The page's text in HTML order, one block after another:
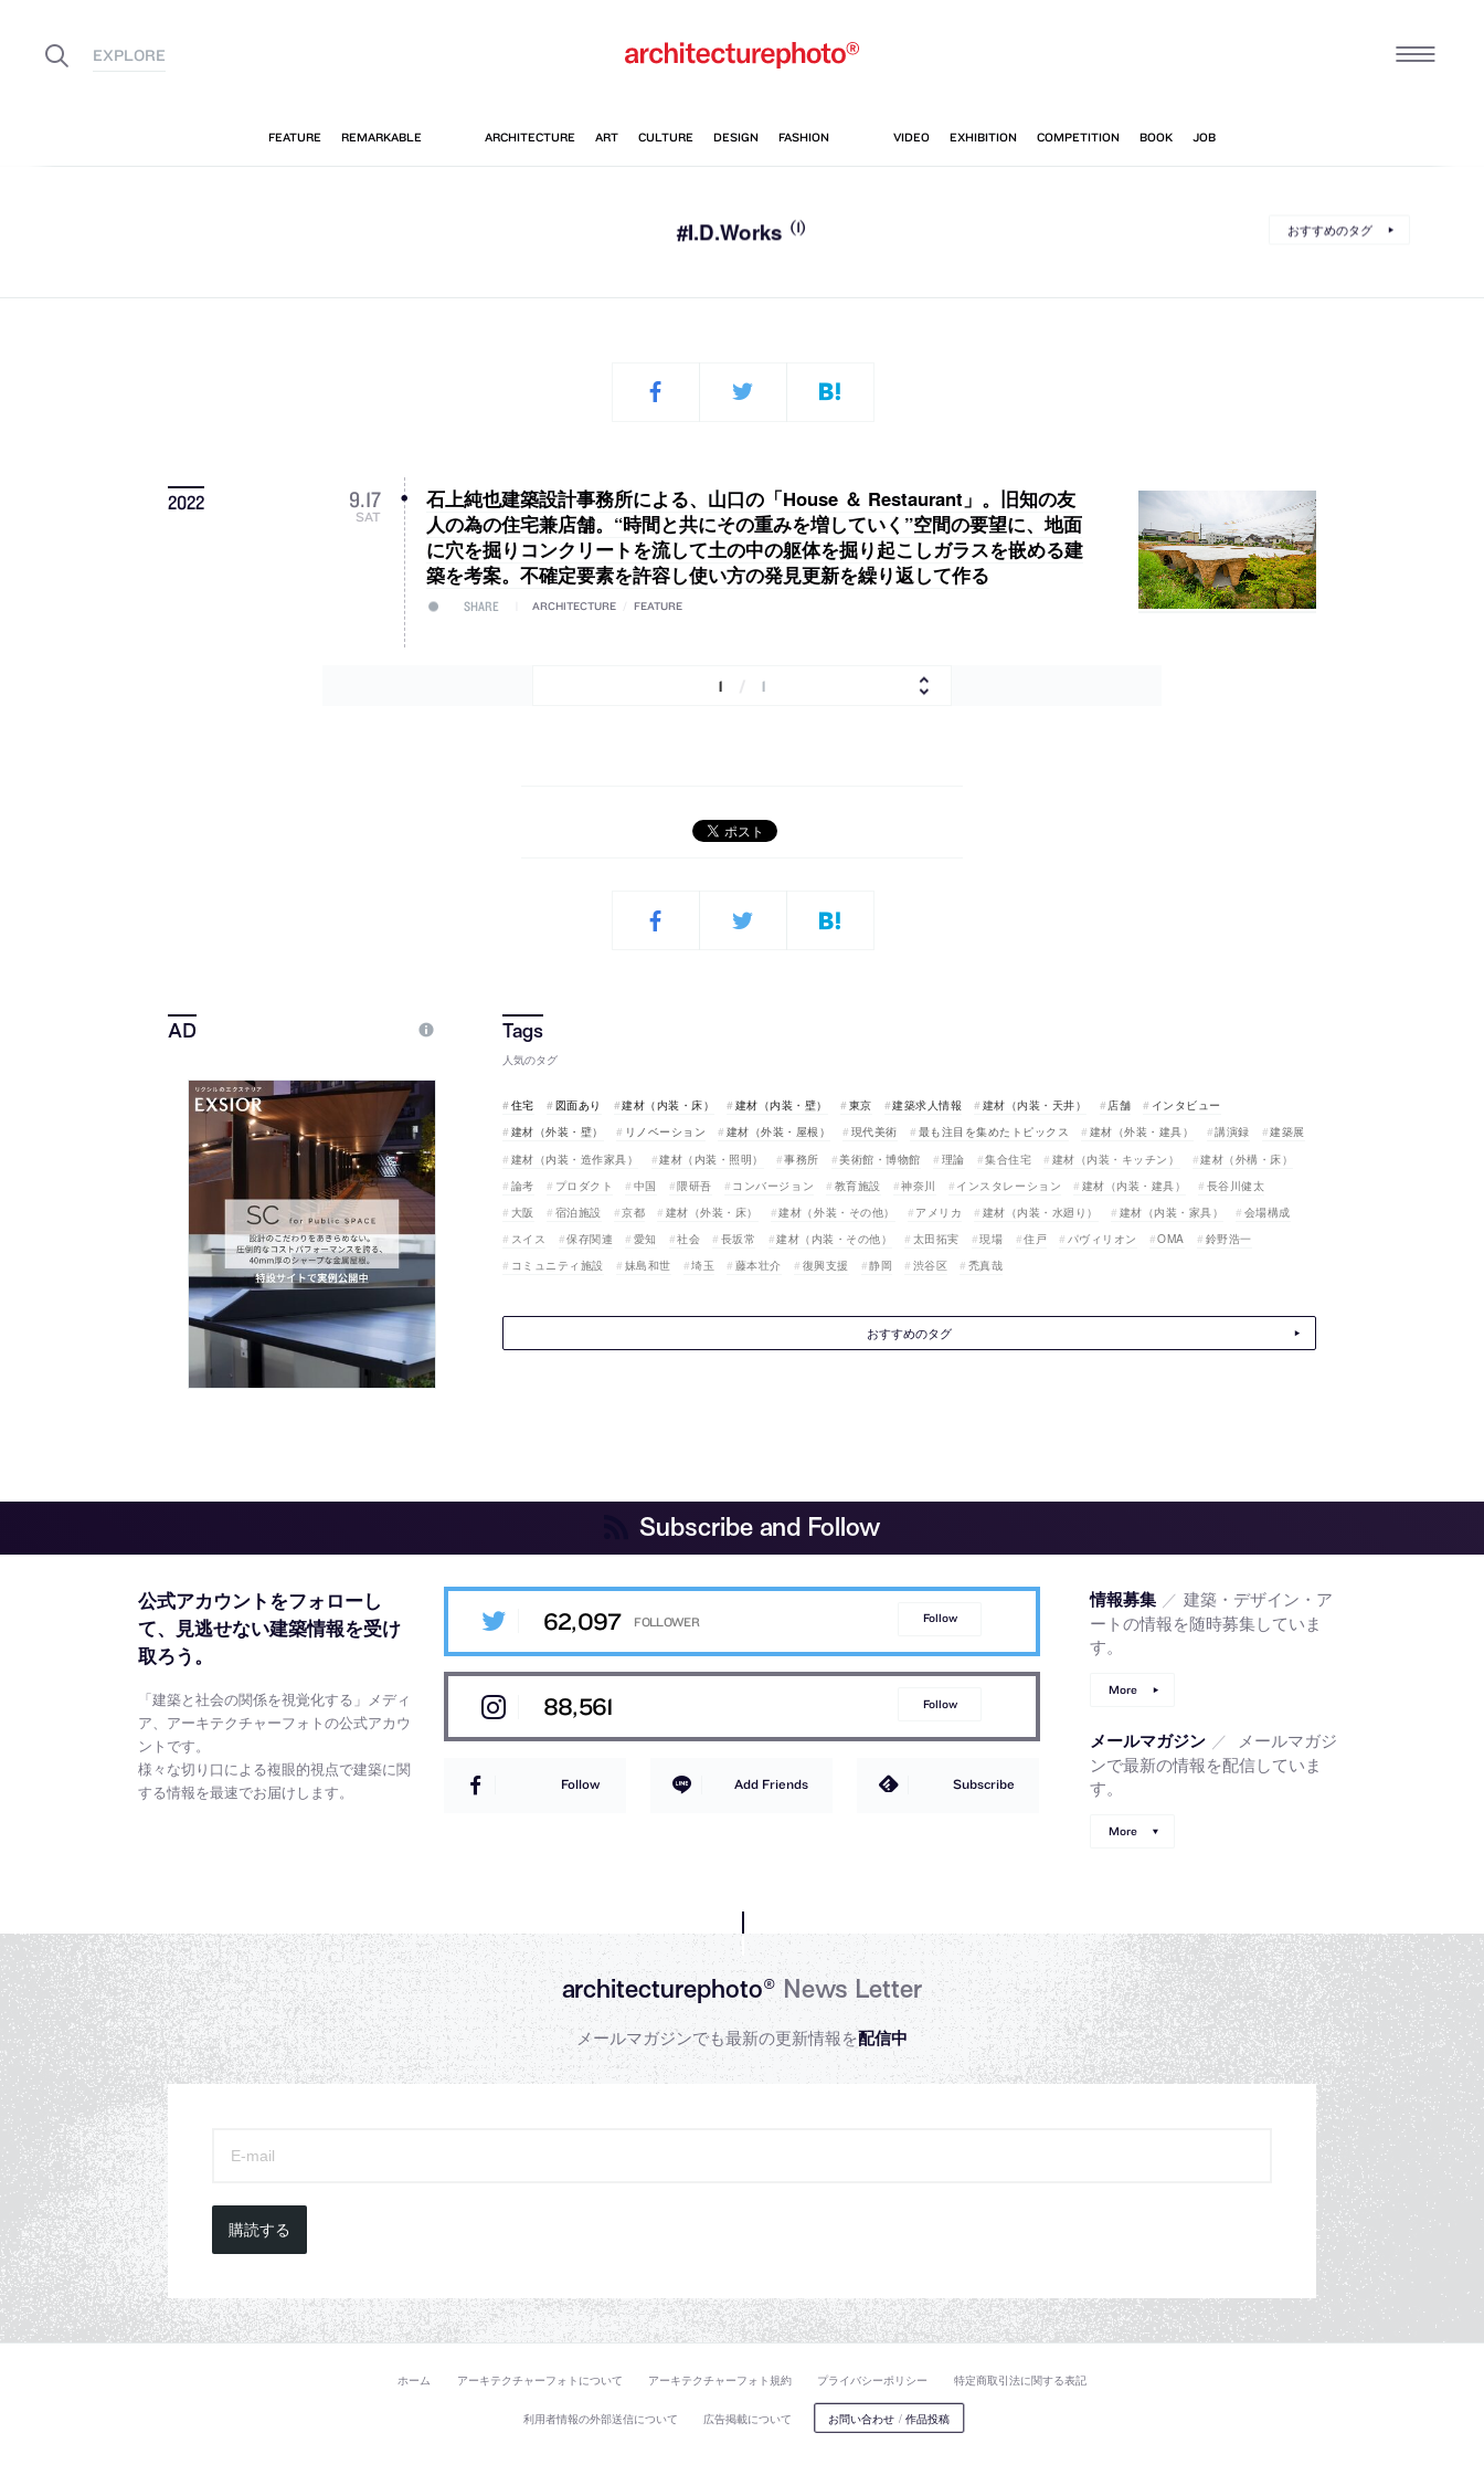
#I.D.Works (1) おすすめのタグ
2022 9.17
SAT
石上純也建築設計事務所による、山口の「House ＆ Restaurant」。旧知の友
人の為の住宅兼店舗。“時間と共にその重みを増していく”空間の要望に、地面
に穴を掘りコンクリートを流して土の中の躯体を掘り起こしガラスを嵌める建
築を考案。不確定要素を許容し使い方の発見更新を繰り返して作る
SHARE ARCHITECTURE FEATURE
1 / 1
人気のタグ
住宅 図面あり 建材（内装・床） 建材（内装・壁） 東京 建築求人情報 建材（内装・天井） 店舗
インタビュー
建材（外装・壁）
リノベーション 建材（外装・屋根） 現代美術 最も注目を集めたトピックス 建材（外装・建具） 講演録
建築展
建材（内装・造作家具）
建材（内装・照明） 事務所 美術館・博物館 理論 集合住宅 建材（内装・キッチン）
建材（外構・床）
論考
プロダクト 中国 隈研吾 コンバージョン 教育施設 神奈川 インスタレーション 建材（内装・建具）
長谷川健太
大阪
宿泊施設 京都 建材（外装・床） 建材（外装・その他） アメリカ 建材（内装・水廻り） 建材（内装・家具）
会場構成
スイス
保存関連 愛知 社会 長坂常 建材（内装・その他） 太田拓実 現場 住戸 パヴィリオン OMA
鈴野浩一
コミュニティ施設
妹島和世 埼玉 藤本壮介 復興支援 静岡 渋谷区 禿真哉
おすすめのタグ
Subscribe and Follow
公式アカウントをフォローし
て、
見逃せない建築情報を受け
取ろう。
「建築と社会の関係を視覚化する」メディ
ア、アーキテクチャーフォトの公式アカウ
ントです。
様々な切り口による複眼的視点で建築に関
する情報を最速でお届けします。
62,097 Follow
88,561 Follow
Follow Add Friends Subscribe
情報募集 ／ 建築・デザイン・ア
ートの情報を随時募集していま
す。
More
メールマガジン ／
メールマガジ
ンで最新の情報を配信していま
す。
More
architecturephoto®News Letter
メールマガジンでも最新の更新情報を配信中
購読する
ホーム アーキテクチャーフォトについて アーキテクチャーフォト規約 プライバシーポリシー 特定商取引法に関する表記
利用者情報の外部送信について 広告掲載について お問い合わせ / 作品投稿